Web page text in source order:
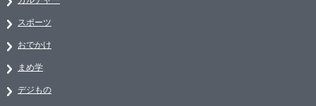
スポーツ
おでかけ
まめ学
デジもの